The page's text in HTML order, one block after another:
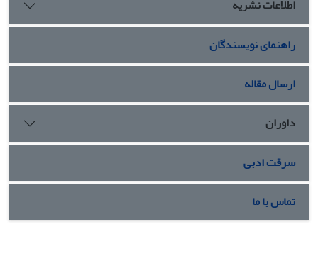
شاهد مشاهده نشد. تیمار 50 میکرومول سولفات روی سطح
معنی‌داری بیشتری در درصد تحرک پیشرونده در مقایسه با گروه
زنده‌مانی، سطح دارای 100 میکرومول سولفات روی در مقایسه با
داشتند) 05/0p˂).
نتیجهگیری:
استفاده از سولفات روی در رقیق‌کننده‌ی منی قوچ
احتمالا می‌تواند سبب بهبود برخی فراسنجه‌های اسپرم بعد از
فرایند انجماد-ذوب شد.
اطلاعات نشریه
راهنمای نویسندگان
ارسال مقاله
داوران
سرقت ادبی
تماس با ما